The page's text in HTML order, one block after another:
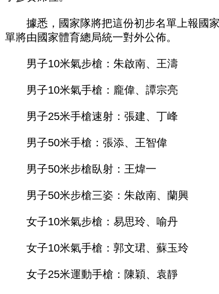
據悉，國家隊將把這份初步名單上報國
單將由國家體育總局統一對外公佈。
男子10米氣步槍：朱啟南、王濤
男子10米氣手槍：龐偉、譚宗亮
男子25米手槍速射：張建、丁峰
男子50米手槍：張添、王智偉
男子50米步槍臥射：王煒一
男子50米步槍三姿：朱啟南、蘭興
女子10米氣步槍：易思玲、喻丹
女子10米氣手槍：郭文珺、蘇玉玲
女子25米運動手槍：陳穎、袁靜